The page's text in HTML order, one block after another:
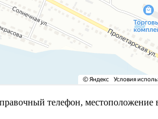
телефон, местоположение